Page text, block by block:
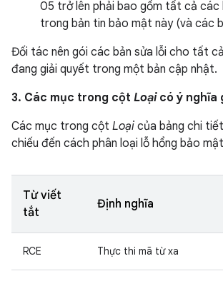
05 trở lên phải bao gồm tất cả các
trong bản tin bảo mật này (và các
Đối tác nên gói các bản sửa lỗi cho tất
đang giải quyết trong một bản cập nhật.
3. Các mục trong cột Loạicó ý nghĩa
Các mục trong cột Loại của bảng chi
chiếu đến cách phân loại lỗ hổng bảo
Từ viết
tắt
Định nghĩa
RCE Thực thi mã từ xa